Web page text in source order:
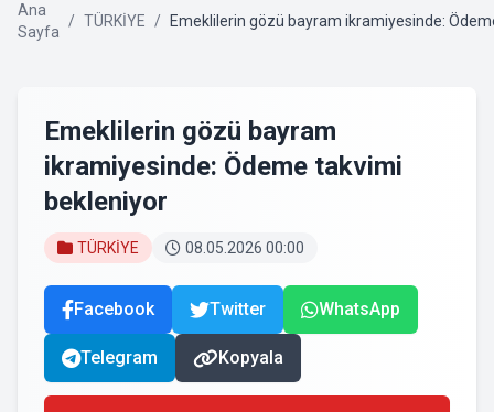
Ana
Sayfa
/ TÜRKİYE / Emeklilerin gözü bayram ikramiyesinde:
Emeklilerin gözü bayram
ikramiyesinde: Ödeme takvimi
bekleniyor
TÜRKİYE 08.05.2026 00:00
Facebook Twitter WhatsApp
Telegram Kopyala